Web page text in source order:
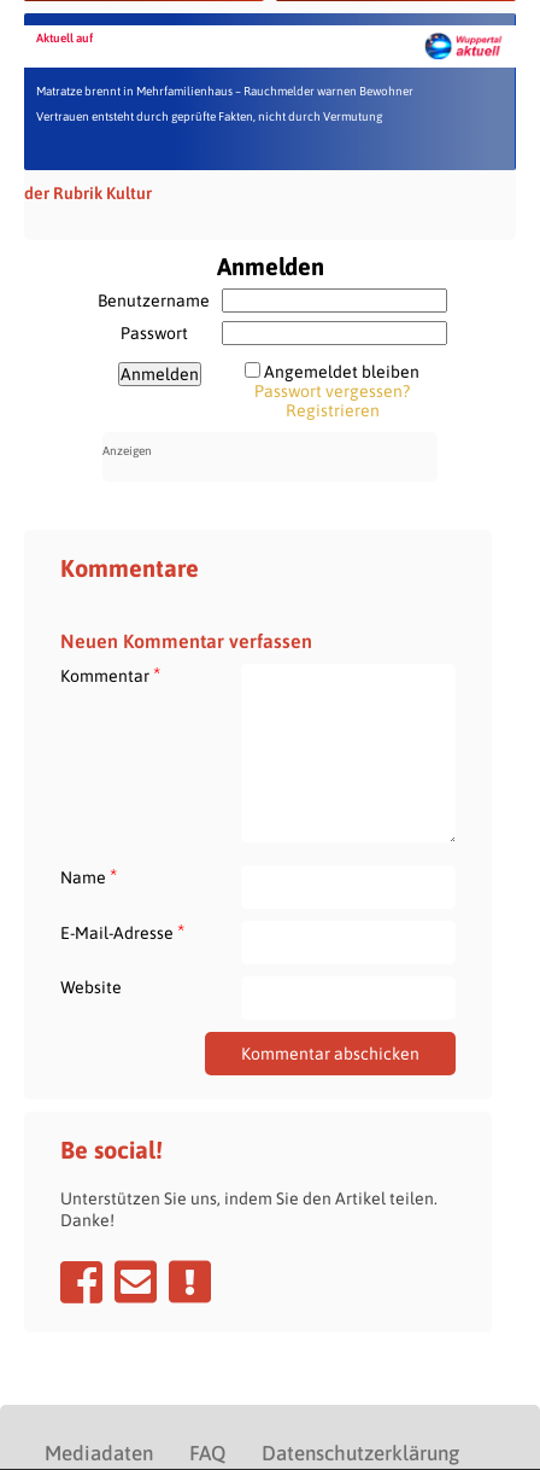
Aktuell auf
Matratze brennt in Mehrfamilienhaus – Rauchmelder warnen Bewohner
Vertrauen entsteht durch geprüfte Fakten, nicht durch Vermutung
der Rubrik Kultur
Anmelden
Benutzername
Passwort
Angemeldet bleiben
Passwort vergessen?
Registrieren
Kommentare
Neuen Kommentar verfassen
Kommentar*
Name *
E-Mail-Adresse *
Website
Be social!
Unterstützen Sie uns, indem Sie den Artikel teilen.
Danke!
Mediadaten FAQ Datenschutzerklärung